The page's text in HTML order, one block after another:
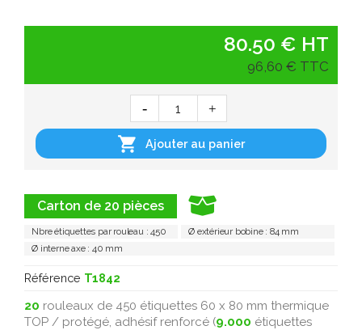
Carton de 20 pièces
Nbre étiquettes par rouleau : 450
Ø extérieur bobine : 84 mm
Ø interne axe : 40 mm
Référence T1842
20 rouleaux de 450 étiquettes 60 x 80 mm thermique
TOP / protégé, adhésif renforcé (9.000 étiquettes
80.50 € HT
96,60 € TTC
 Ajouter au panier